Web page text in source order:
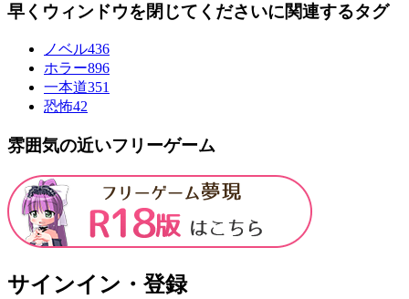
早くウィンドウを閉じてくださいに関連するタグ
ノベル436
ホラー896
一本道351
恐怖42
雰囲気の近いフリーゲーム
サインイン・登録